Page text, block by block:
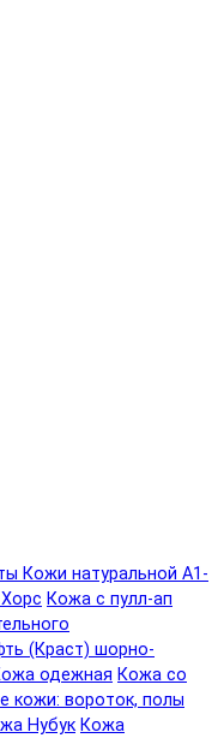
Кожи натуральной А1-
Кожа с пулл-ап
(Краст) шорно-
одежная Кожа со
кожи: вороток, полы
Нубук Кожа